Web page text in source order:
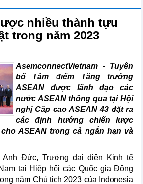
nhiều thành tựu
trong năm 2023
AsemconnectVietnam - Tuyên
bố Tâm điểm Tăng trưởng
ASEAN được lãnh đạo các
nước ASEAN thông qua tại Hội
nghị Cấp cao ASEAN 43 đặt ra
các định hướng chiến lược
ASEAN trong cả ngắn hạn và
Anh Đức, Trưởng đại diện Kinh tế
tại Hiệp hội các Quốc gia Đông
năm Chủ tịch 2023 của Indonesia